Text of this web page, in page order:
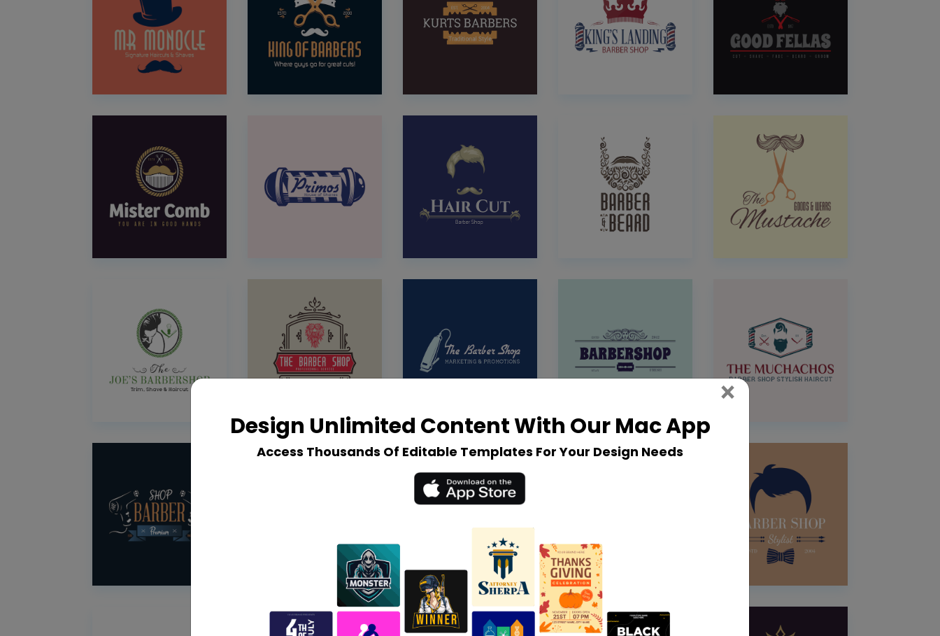
Design Unlimited Content With Our Mac App
Access Thousands Of Editable Templates For Your Design Needs
× Close